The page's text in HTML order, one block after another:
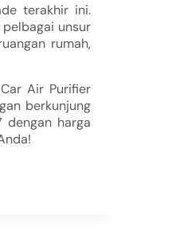
terakhir ini.
unsur
rumah,
Air Purifier
berkunjung
dengan harga